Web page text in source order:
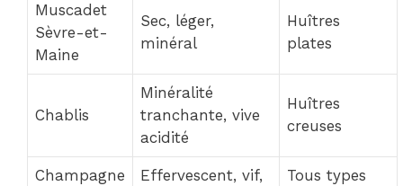
Muscadet
Sèvre-et-
Maine
Sec, léger,
minéral
Huîtres
plates
Chablis
Minéralité
tranchante, vive
acidité
Huîtres
creuses
Champagne
Effervescent, vif,
Tous types